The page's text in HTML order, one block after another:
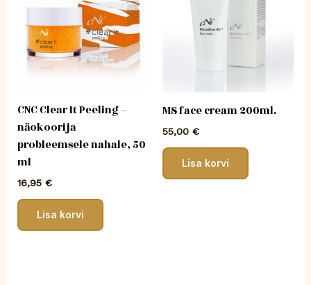
CNC Clear It Peeling –
näokoorija
probleemsele nahale, 50
ml
16,95 €
Lisa korvi
MS face cream 200ml.
55,00 €
Lisa korvi